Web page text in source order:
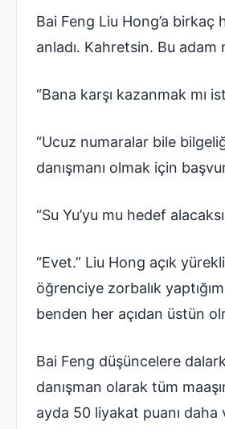
Bai Feng Liu Hong’a birkaç
anladı. Kahretsin. Bu adam
“Bana karşı kazanmak mı
“Ucuz numaralar bile
danışmanı olmak için
“Su Yu’yu mu hedef
“Evet.” Liu Hong açık
öğrenciye zorbalık
benden her açıdan üstün
Bai Feng düşüncelere
danışman olarak tüm
ayda 50 liyakat puanı